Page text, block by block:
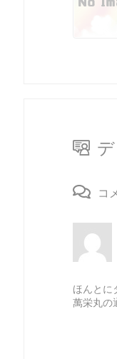
コ
ほんとに
萬栄丸の